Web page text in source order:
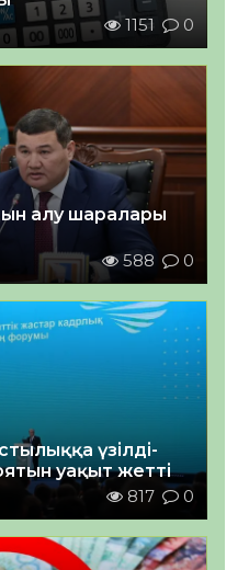
1151 0
алу шаралары
588 0
үзілді-
уақыт жетті
817 0